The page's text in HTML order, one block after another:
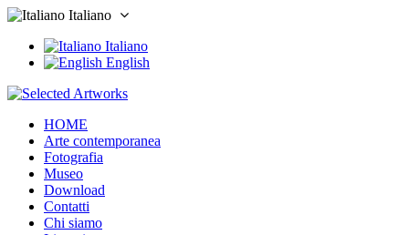
Italiano
Italiano
English
HOME
Arte contemporanea
Fotografia
Museo
Download
Contatti
Chi siamo